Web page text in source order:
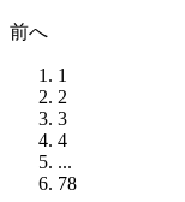
前へ
1
2
3
4
...
78